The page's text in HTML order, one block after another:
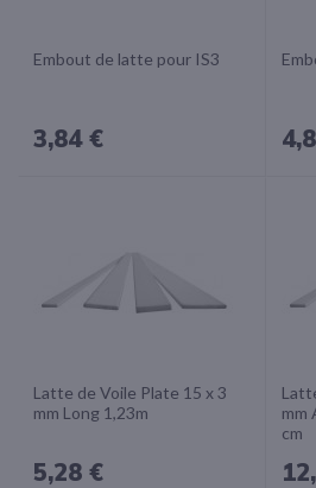
Embout de latte pour IS3
3,84 €
Latte de Voile Plate 15 x 3
mm Long 1,23m
5,28 €
mm
cm